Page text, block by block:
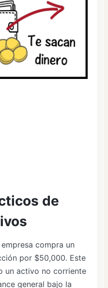
de
empresa compra un
por $50,000. Este
un activo no corriente
general bajo la